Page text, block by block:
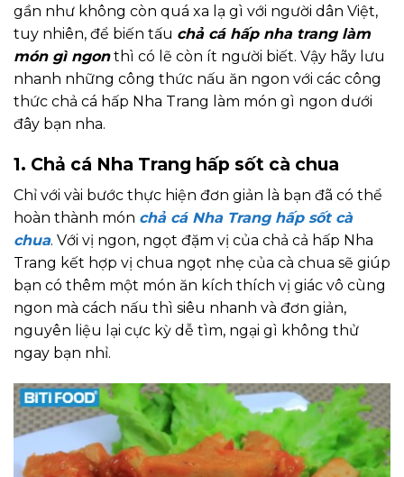
gần như không còn quá xa lạ gì với người dân Việt,
tuy nhiên, để biến tấu chả cá hấp nha trang làm
món gì ngonthì có lẽ còn ít người biết. Vậy hãy lưu
nhanh những công thức nấu ăn ngon với các công
thức chả cá hấp Nha Trang làm món gì ngon dưới
đây bạn nha.
1. Chả cá Nha Trang hấp sốt cà chua
Chỉ với vài bước thực hiện đơn giản là bạn đã có thể
hoàn thành món chả cá Nha Trang hấp sốt cà
chua. Với vị ngon, ngọt đặm vị của chả cả hấp Nha
Trang kết hợp vị chua ngọt nhẹ của cà chua sẽ giúp
bạn có thêm một món ăn kích thích vị giác vô cùng
ngon mà cách nấu thì siêu nhanh và đơn giản,
nguyên liệu lại cực kỳ dễ tìm, ngại gì không thử
ngay bạn nhỉ.